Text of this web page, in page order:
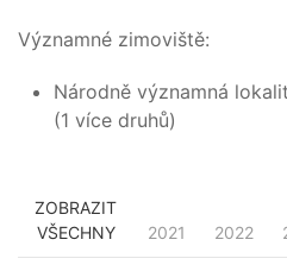
Významné zimoviště:
Národně významná
(1 více druhů)
ZOBRAZIT
VŠECHNY
2021 2022